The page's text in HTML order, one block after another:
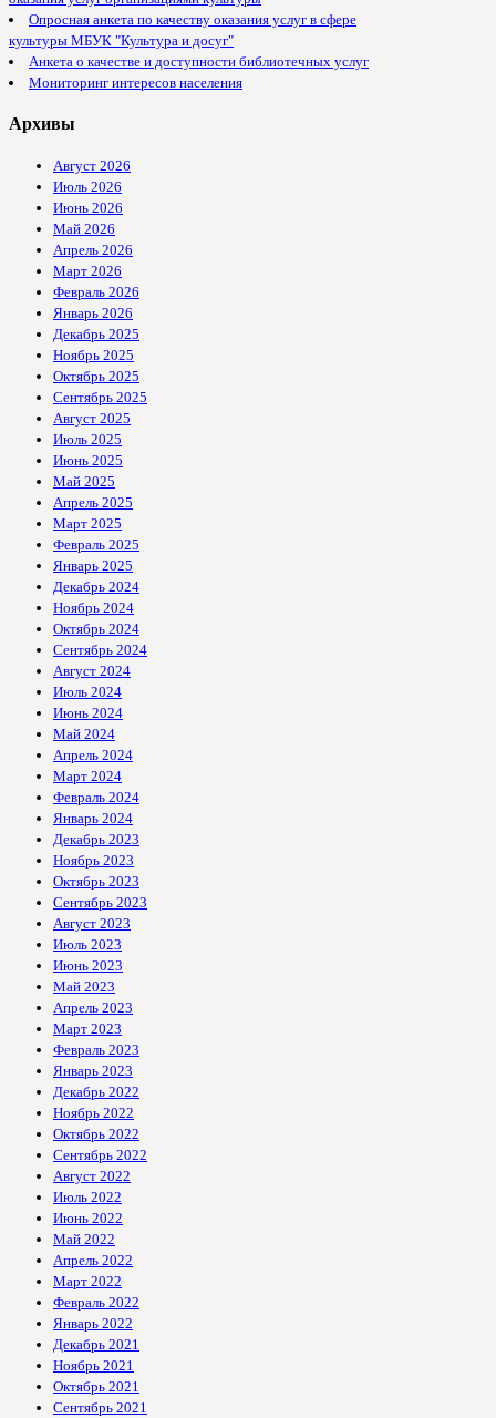
Опросная анкета по качеству оказания услуг в сфере
культуры МБУК "Культура и досуг"
Анкета о качестве и доступности библиотечных услуг
Мониторинг интересов населения
Архивы
Август 2026
Июль 2026
Июнь 2026
Май 2026
Апрель 2026
Март 2026
Февраль 2026
Январь 2026
Декабрь 2025
Ноябрь 2025
Октябрь 2025
Сентябрь 2025
Август 2025
Июль 2025
Июнь 2025
Май 2025
Апрель 2025
Март 2025
Февраль 2025
Январь 2025
Декабрь 2024
Ноябрь 2024
Октябрь 2024
Сентябрь 2024
Август 2024
Июль 2024
Июнь 2024
Май 2024
Апрель 2024
Март 2024
Февраль 2024
Январь 2024
Декабрь 2023
Ноябрь 2023
Октябрь 2023
Сентябрь 2023
Август 2023
Июль 2023
Июнь 2023
Май 2023
Апрель 2023
Март 2023
Февраль 2023
Январь 2023
Декабрь 2022
Ноябрь 2022
Октябрь 2022
Сентябрь 2022
Август 2022
Июль 2022
Июнь 2022
Май 2022
Апрель 2022
Март 2022
Февраль 2022
Январь 2022
Декабрь 2021
Ноябрь 2021
Октябрь 2021
Сентябрь 2021